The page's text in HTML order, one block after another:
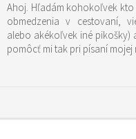
Ahoj. Hľadám kohokoľvek kto
obmedzenia v cestovaní,
alebo akékoľvek iné